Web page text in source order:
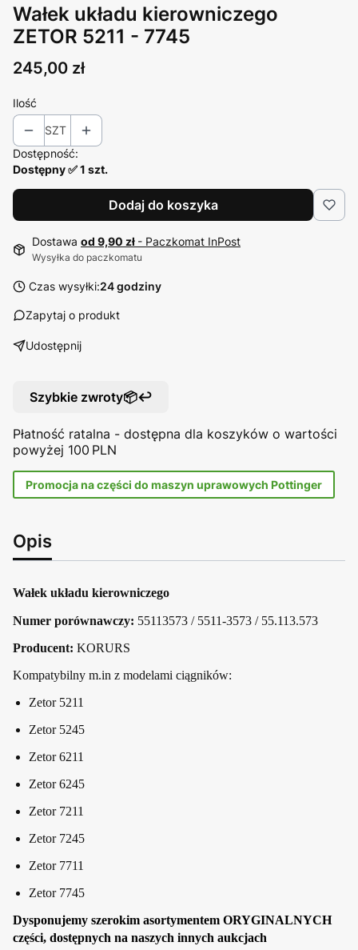
Wałek układu kierowniczego
ZETOR 5211 - 7745
Cena
245,00 zł
Ilość
SZT
Dostępność:
Dostępny ✅ 1 szt.
Dodaj do koszyka
Dostawa od 9,90 zł - Paczkomat InPost
Wysyłka do paczkomatu
Czas wysyłki:24 godziny
Zapytaj o produkt
Udostępnij
Szybkie zwroty📦↩️
Płatność ratalna - dostępna dla koszyków o wartości
powyżej 100 PLN
Promocja na części do maszyn uprawowych Pottinger
Opis
Wałek układu kierowniczego
Numer porównawczy: 55113573 / 5511-3573 / 55.113.573
Producent: KORURS
Kompatybilny m.in z modelami ciągników:
Zetor 5211
Zetor 5245
Zetor 6211
Zetor 6245
Zetor 7211
Zetor 7245
Zetor 7711
Zetor 7745
Dysponujemy szerokim asortymentem ORYGINALNYCH
części, dostępnych na naszych innych aukcjach